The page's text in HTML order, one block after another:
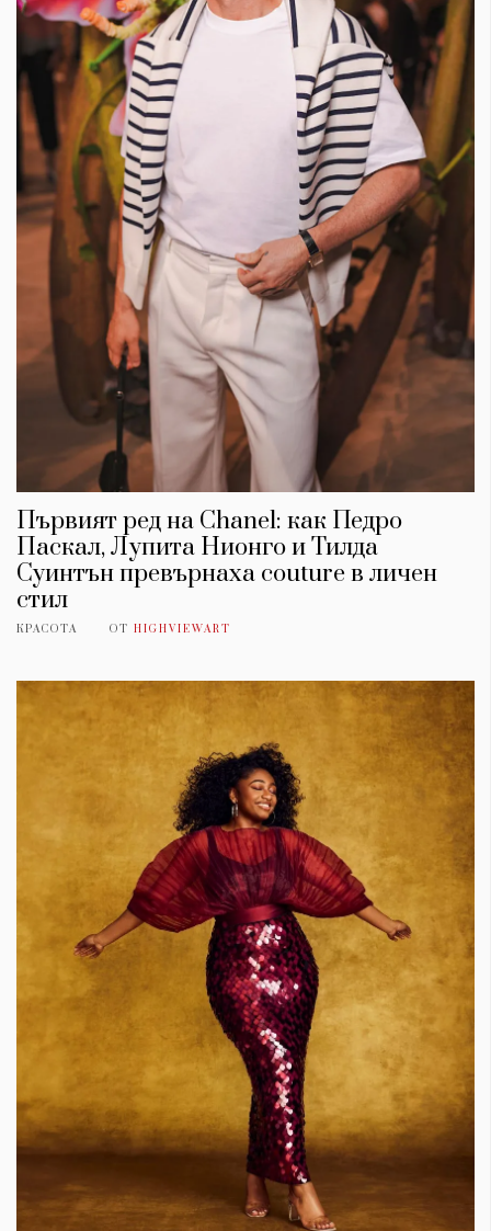
Първият ред на Chanel: как Педро
Паскал, Лупита Нионго и Тилда
Суинтън превърнаха couture в личен
стил
КРАСОТА ОТ HIGHVIEWART